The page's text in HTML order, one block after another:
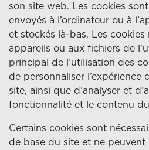
son site web. Les cookies
envoyés à l’ordinateur ou à
et stockés là-bas. Les
appareils ou aux fichiers de
principal de l’utilisation des
de personnaliser l’expérience
site, ainsi que d’analyser et
fonctionnalité et le contenu
Certains cookies sont
de base du site et ne peuvent